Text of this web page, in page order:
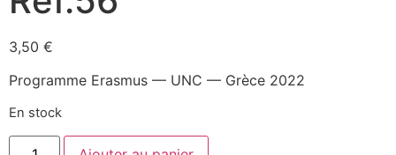
3,50 €
Programme Erasmus — UNC — Grèce 2022
En stock